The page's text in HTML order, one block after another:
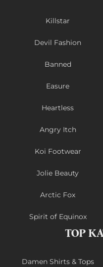
Killstar
Devil Fashion
Banned
Easure
Heartless
Angry Itch
Koi Footwear
Jolie Beauty
Arctic Fox
Spirit of Equinox
TOP
Damen Shirts & Tops